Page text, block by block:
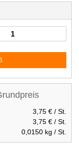
3,75 €/ St.
3,75 €/ St.
0,0150 kg / St.